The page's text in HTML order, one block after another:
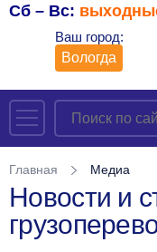
Сб – Вс:
Ваш город:
Вологда
Главная Медиа
Новости и